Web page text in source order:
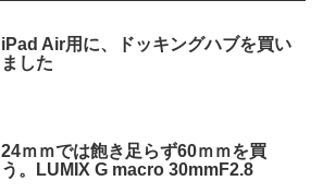
iPad Air用に、ドッキングハブを買い
ました
24ｍｍでは飽き足らず60ｍｍを買
う。LUMIX G macro 30mmF2.8